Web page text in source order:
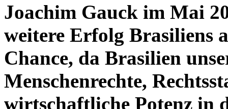
Joachim Gauck im Mai
weitere Erfolg Brasiliens
Chance, da Brasilien
Menschenrechte,
wirtschaftliche Potenz in